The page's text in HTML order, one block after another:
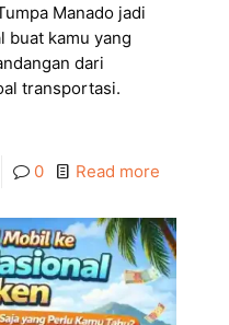
Manado jadi
buat kamu yang
dari
transportasi.
0 Read more